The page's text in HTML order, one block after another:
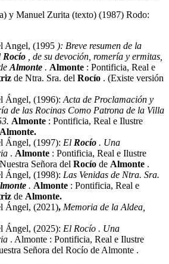
y Manuel Zurita (texto) (1987) Rodo:
Angel, (1995 ): Breve resumen de la
Rocío , de su devoción, romería y ermitas,
Almonte . Almonte : Pontificia, Real e
de Ntra. Sra. del Rocío . (Existe versión
Ángel, (1996): Acta de Proclamación y
de las Rocinas Como Patrona de la Villa
. Almonte : Pontificia, Real e Ilustre
Almonte.
Ángel, (1997): El Rocío . Una
. Almonte : Pontificia, Real e Ilustre
Señora del Rocío de Almonte .
Ángel, (1998): Las Venidas de Ntra. Sra.
. Almonte : Pontificia, Real e
de Almonte.
Ángel, (2021), Memoria de la Aldea,
Ángel, (2025): El Rocío . Una
. Almonte : Pontificia, Real e Ilustre
Señora del Rocío de Almonte .